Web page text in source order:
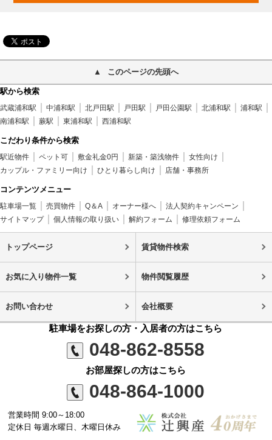
このページの先頭へ
駅から検索
武蔵浦和駅 中浦和駅 北戸田駅 戸田駅 戸田公園駅 北浦和駅
浦和駅
南浦和駅
蕨駅 東浦和駅 西浦和駅
こだわり条件から検索
駅近物件 ペット可 敷金礼金0円 新築・築浅物件
女性向け
カップル・ファミリー向け
ひとり暮らし向け 店舗・事務所
コンテンツメニュー
駐車場一覧 売買物件 Q＆A オーナー様へ
法人契約キャンペーン
サイトマップ
個人情報の取り扱い 解約フォーム 修理依頼フォーム
トップページ 賃貸物件検索
お気に入り物件一覧 物件閲覧履歴
お問い合わせ 会社概要
駐車場をお探しの方・入居者の方はこちら
048-862-8558
お部屋探しの方はこちら
048-864-1000
営業時間 9:00～18:00
定休日 毎週水曜日、木曜日休み